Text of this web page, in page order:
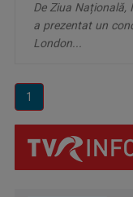
De Ziua
a prezentat un
London...
1